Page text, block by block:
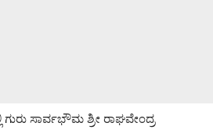
ಸಾರ್ವಭೌಮ ಶ್ರೀ ರಾಘವೇಂದ್ರ